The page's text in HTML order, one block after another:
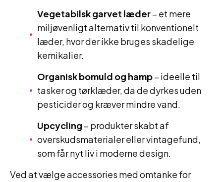
Vegetabilsk garvet læder– et mere
miljøvenligt alternativ til konventionelt
læder, hvor der ikke bruges skadelige
kemikalier.
Organisk bomuld og hamp– ideelle til
tasker og tørklæder, da de dyrkes uden
pesticider og kræver mindre vand.
Upcycling – produkter skabt af
overskudsmaterialer eller vintagefund,
som får nyt liv i moderne design.
Ved at vælge accessories med omtanke for